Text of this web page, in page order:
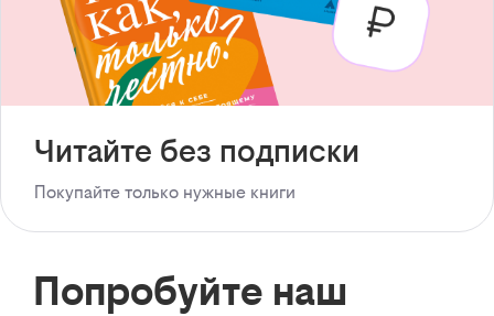
Читайте без подписки
Покупайте только нужные книги
Попробуйте наш